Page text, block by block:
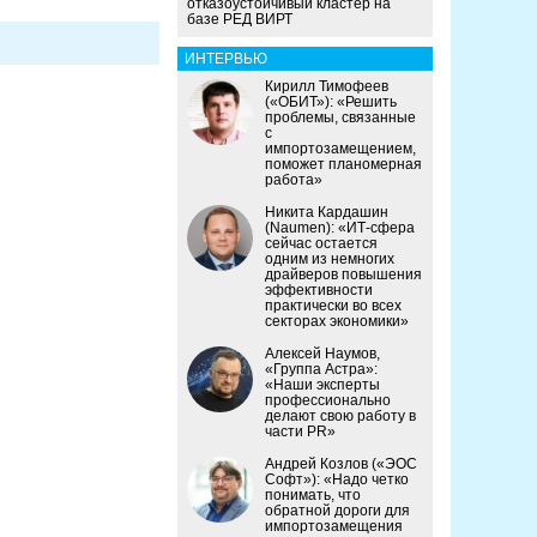
отказоустойчивый кластер на
базе РЕД ВИРТ
ИНТЕРВЬЮ
Кирилл Тимофеев
(«ОБИТ»): «Решить
проблемы, связанные
с
импортозамещением,
поможет планомерная
работа»
Никита Кардашин
(Naumen): «ИТ-сфера
сейчас остается
одним из немногих
драйверов повышения
эффективности
практически во всех
секторах экономики»
Алексей Наумов,
«Группа Астра»:
«Наши эксперты
профессионально
делают свою работу в
части PR»
Андрей Козлов («ЭОС
Софт»): «Надо четко
понимать, что
обратной дороги для
импортозамещения